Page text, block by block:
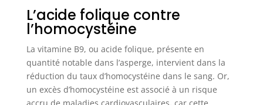
L’acide folique contre
l’homocystéine
La vitamine B9, ou acide folique, présente en
quantité notable dans l’asperge, intervient dans la
réduction du taux d’homocystéine dans le sang. Or,
un excès d’homocystéine est associé à un risque